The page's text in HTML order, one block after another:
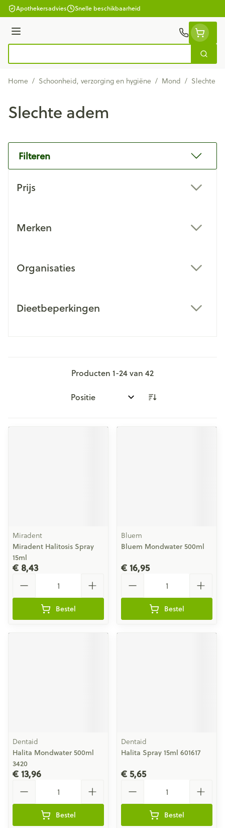
Ga naar de inhoud
Apothekersadvies Snelle beschikbaarheid
Menu
Zoek
Home / Schoonheid, verzorging en hygiëne / Mond / Slechte
Slechte adem
Filteren
Prijs
Merken
Organisaties
Dieetbeperkingen
Producten 1-24van 42
Sorteer op:
Miradent
Miradent Halitosis Spray
15ml
€ 8,43
Bestel
Bluem
Bluem Mondwater 500ml
€ 16,95
Bestel
Dentaid
Halita Mondwater 500ml
3420
€ 13,96
Bestel
Dentaid
Halita Spray 15ml 601617
€ 5,65
Bestel